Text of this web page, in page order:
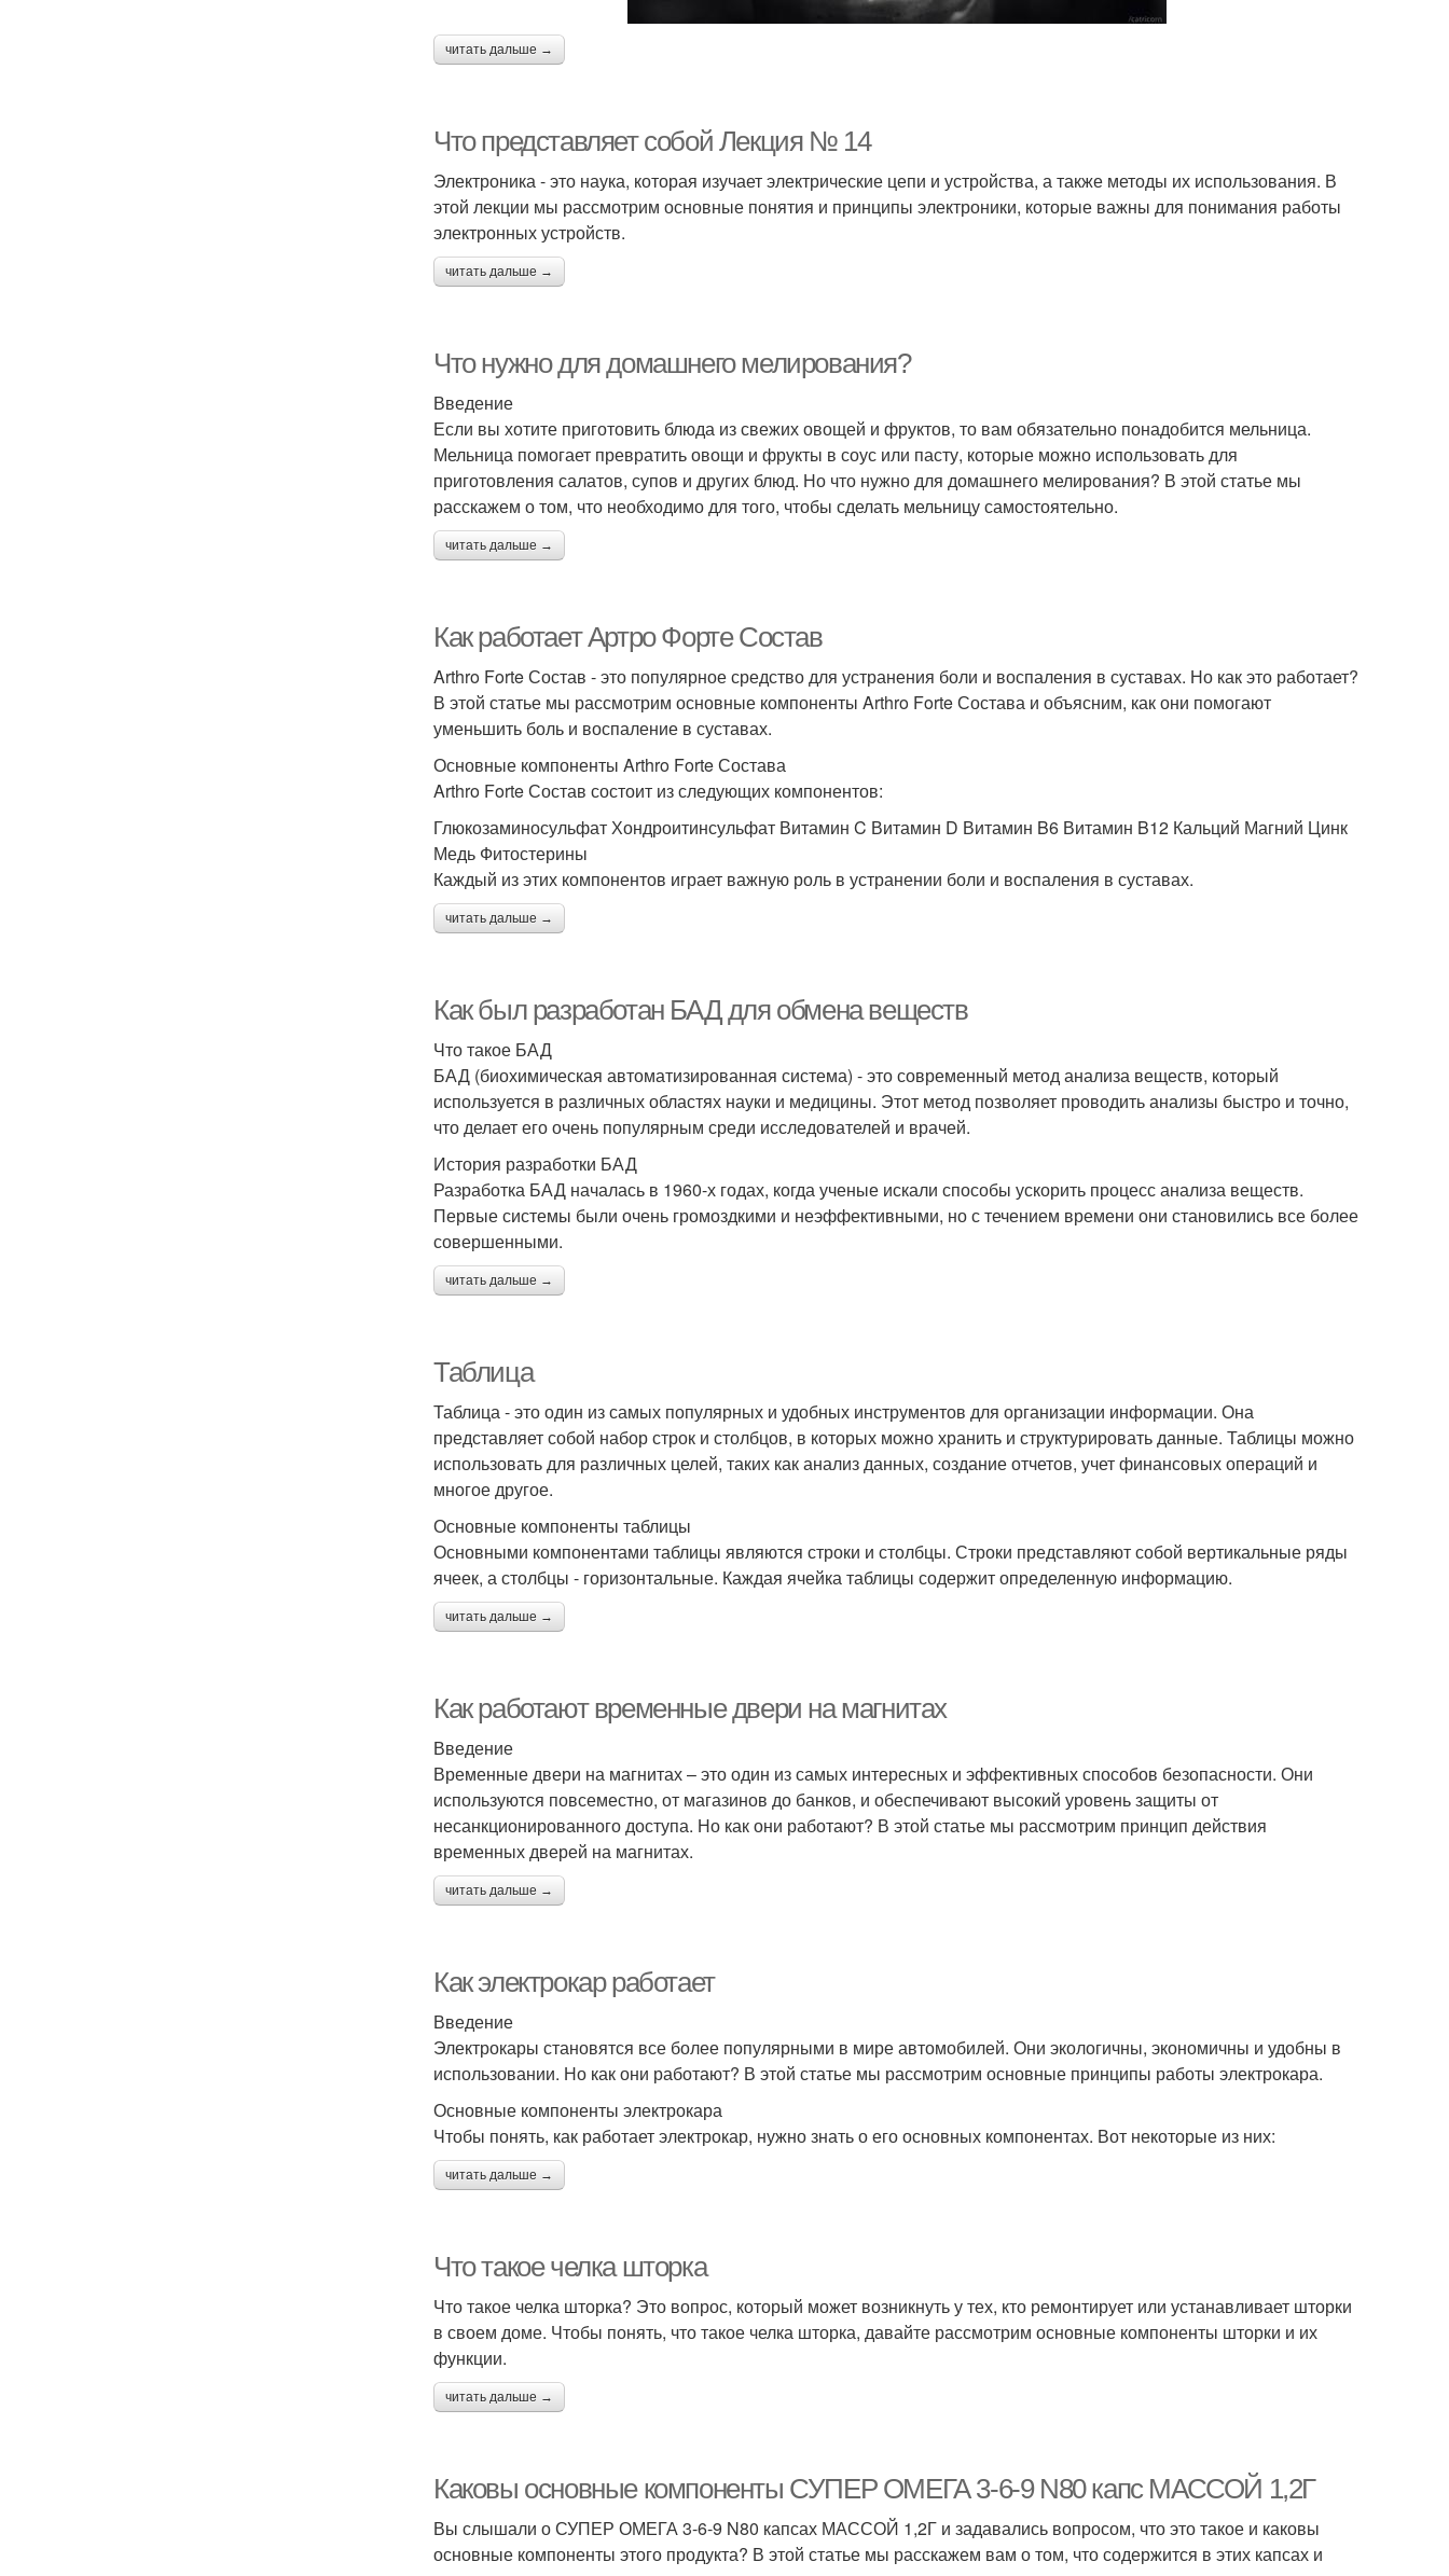
читать дальше →
Что представляет собой Лекция № 14
Электроника - это наука, которая изучает электрические цепи и устройства, а также методы их использования. В
этой лекции мы рассмотрим основные понятия и принципы электроники, которые важны для понимания работы
электронных устройств.
читать дальше →
Что нужно для домашнего мелирования?
Введение
Если вы хотите приготовить блюда из свежих овощей и фруктов, то вам обязательно понадобится мельница.
Мельница помогает превратить овощи и фрукты в соус или пасту, которые можно использовать для
приготовления салатов, супов и других блюд. Но что нужно для домашнего мелирования? В этой статье мы
расскажем о том, что необходимо для того, чтобы сделать мельницу самостоятельно.
читать дальше →
Как работает Артро Форте Состав
Arthro Forte Состав - это популярное средство для устранения боли и воспаления в суставах. Но как это работает?
В этой статье мы рассмотрим основные компоненты Arthro Forte Состава и объясним, как они помогают
уменьшить боль и воспаление в суставах.
Основные компоненты Arthro Forte Состава
Arthro Forte Состав состоит из следующих компонентов:
Глюкозаминосульфат Хондроитинсульфат Витамин C Витамин D Витамин B6 Витамин B12 Кальций Магний Цинк
Медь Фитостерины
Каждый из этих компонентов играет важную роль в устранении боли и воспаления в суставах.
читать дальше →
Как был разработан БАД для обмена веществ
Что такое БАД
БАД (биохимическая автоматизированная система) - это современный метод анализа веществ, который
используется в различных областях науки и медицины. Этот метод позволяет проводить анализы быстро и точно,
что делает его очень популярным среди исследователей и врачей.
История разработки БАД
Разработка БАД началась в 1960-х годах, когда ученые искали способы ускорить процесс анализа веществ.
Первые системы были очень громоздкими и неэффективными, но с течением времени они становились все более
совершенными.
читать дальше →
Таблица
Таблица - это один из самых популярных и удобных инструментов для организации информации. Она
представляет собой набор строк и столбцов, в которых можно хранить и структурировать данные. Таблицы можно
использовать для различных целей, таких как анализ данных, создание отчетов, учет финансовых операций и
многое другое.
Основные компоненты таблицы
Основными компонентами таблицы являются строки и столбцы. Строки представляют собой вертикальные ряды
ячеек, а столбцы - горизонтальные. Каждая ячейка таблицы содержит определенную информацию.
читать дальше →
Как работают временные двери на магнитах
Введение
Временные двери на магнитах – это один из самых интересных и эффективных способов безопасности. Они
используются повсеместно, от магазинов до банков, и обеспечивают высокий уровень защиты от
несанкционированного доступа. Но как они работают? В этой статье мы рассмотрим принцип действия
временных дверей на магнитах.
читать дальше →
Как электрокар работает
Введение
Электрокары становятся все более популярными в мире автомобилей. Они экологичны, экономичны и удобны в
использовании. Но как они работают? В этой статье мы рассмотрим основные принципы работы электрокара.
Основные компоненты электрокара
Чтобы понять, как работает электрокар, нужно знать о его основных компонентах. Вот некоторые из них:
читать дальше →
Что такое челка шторка
Что такое челка шторка? Это вопрос, который может возникнуть у тех, кто ремонтирует или устанавливает шторки
в своем доме. Чтобы понять, что такое челка шторка, давайте рассмотрим основные компоненты шторки и их
функции.
читать дальше →
Каковы основные компоненты СУПЕР ОМЕГА 3-6-9 N80 капс МАССОЙ 1,2Г
Вы слышали о СУПЕР ОМЕГА 3-6-9 N80 капсах МАССОЙ 1,2Г и задавались вопросом, что это такое и каковы
основные компоненты этого продукта? В этой статье мы расскажем вам о том, что содержится в этих капсах и